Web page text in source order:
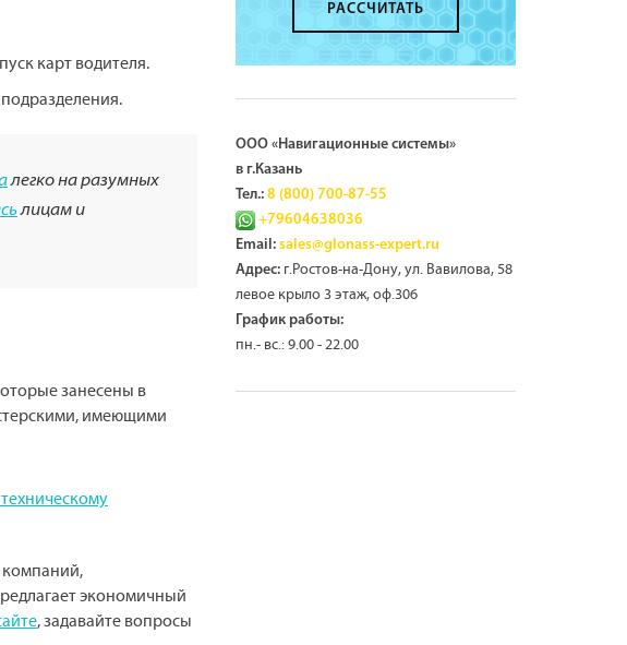
карт водителя.
легко на разумных
лицам и
занесены в
имеющими
компаний,
экономичный
, задавайте вопросы
РАССЧИТАТЬ
ООО «Навигационные системы»
в г.Казань
Тел.: 8 (800) 700-87-55
+79604638036
Email: sales@glonass-expert.ru
Адрес:г.Ростов-на-Дону, ул. Вавилова, 58
левое крыло 3 этаж, оф.306
График работы:
пн.- вс.: 9.00 - 22.00